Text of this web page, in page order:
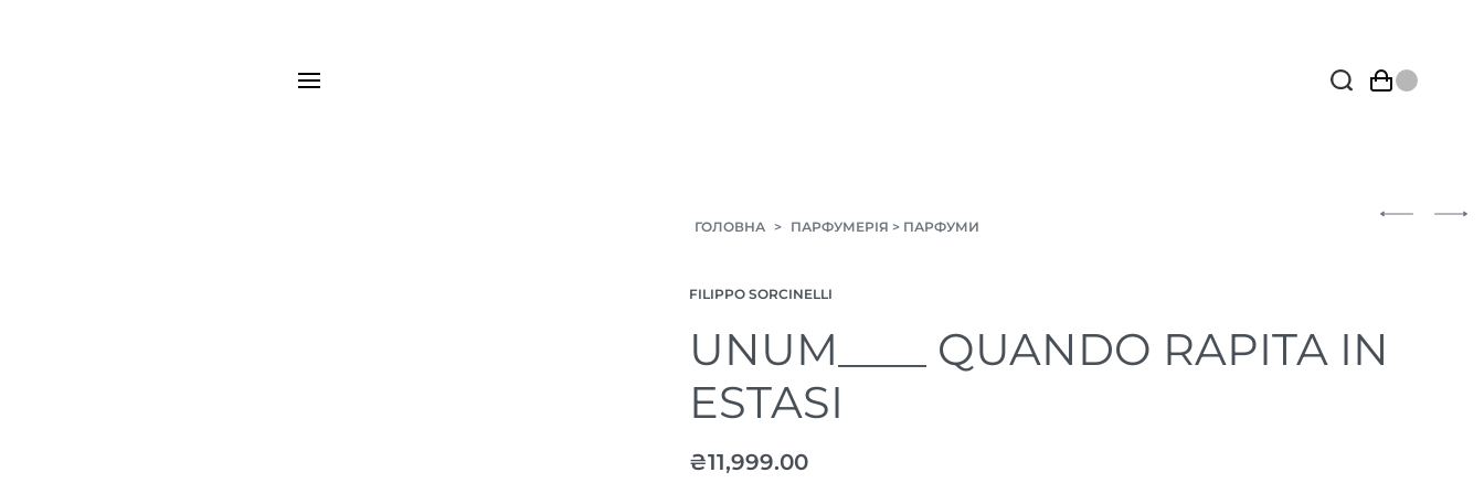
ГОЛОВНА > ПАРФУМЕРІЯ > ПАРФУМИ
FILIPPO SORCINELLI
UNUM____ QUANDO RAPITA IN
ESTASI
₴11,999.00